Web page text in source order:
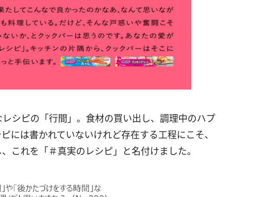
シピの「行間」。食材の買い出し、調理中のハプ
には書かれていないけれど存在する工程にこそ、
これを「＃真実のレシピ」と名付けました。